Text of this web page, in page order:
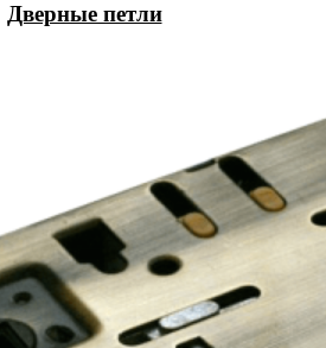
Дверные петли